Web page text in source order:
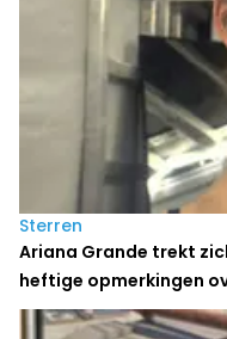
Sterren
Ariana Grande trekt
heftige opmerkingen